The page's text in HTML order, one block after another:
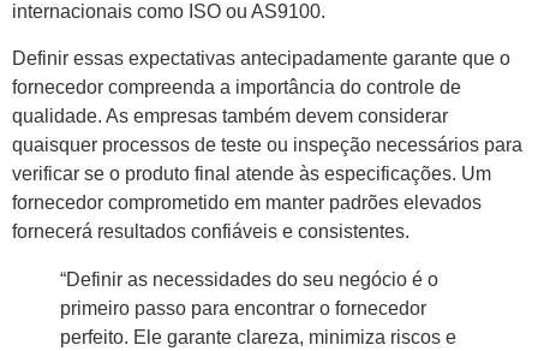
internacionais como ISO ou AS9100.
Definir essas expectativas antecipadamente garante que o
fornecedor compreenda a importância do controle de
qualidade. As empresas também devem considerar
quaisquer processos de teste ou inspeção necessários para
verificar se o produto final atende às especificações. Um
fornecedor comprometido em manter padrões elevados
fornecerá resultados confiáveis ​​e consistentes.
“Definir as necessidades do seu negócio é o
primeiro passo para encontrar o fornecedor
perfeito. Ele garante clareza, minimiza riscos e